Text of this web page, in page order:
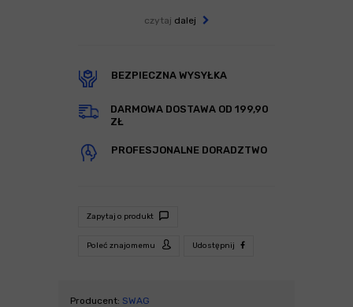
czytaj dalej
BEZPIECZNA WYSYŁKA
DARMOWA DOSTAWA OD 199,90
ZŁ
PROFESJONALNE DORADZTWO
Zapytaj o produkt
Poleć znajomemu Udostępnij
Producent: SWAG